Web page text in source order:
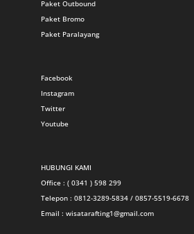
Paket Outbound
Paket Bromo
Paket Paralayang
Facebook
Instagram
Twitter
Youtube
HUBUNGI KAMI
Office : ( 0341 ) 598 299
Telepon : 0812-3289-5834 / 0857-5519-6678
Email : wisatarafting1@gmail.com